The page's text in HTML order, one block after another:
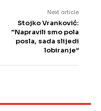
Next article
Stojko Vranković:
“Napravili smo pola
posla, sada slijedi
lobiranje”